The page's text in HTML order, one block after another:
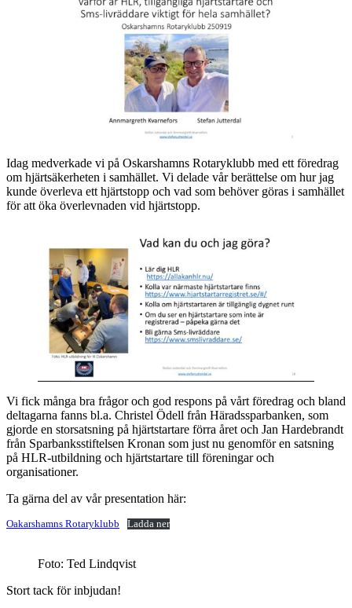
Idag medverkade vi på Oskarshamns Rotaryklubb med ett föredrag
om hjärtsäkerheten i samhället. Vi delade vår berättelse om hur jag
kunde överleva ett hjärtstopp och vad som behöver göras i samhället
för att öka överlevnaden vid hjärtstopp.
Vi fick många bra frågor och god respons på vårt föredrag och bland
deltagarna fanns bl.a. Christel Ödell från Häradssparbanken, som
gjorde en storsatsning på hjärtstartare förra året och Jan Hardebrandt
från Sparbanksstiftelsen Kronan som just nu genomför en satsning
på HLR-utbildning och hjärtstartare till föreningar och
organisationer.
Ta gärna del av vår presentation här:
Oakarshamns Rotaryklubb Ladda ner
Foto: Ted Lindqvist
Stort tack för inbjudan!